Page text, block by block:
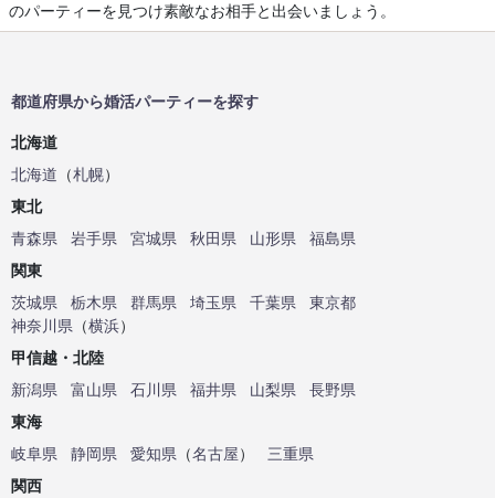
のパーティーを見つけ素敵なお相手と出会いましょう。
都道府県から婚活パーティーを探す
北海道
北海道 （札幌）
東北
青森県
岩手県 宮城県 秋田県 山形県
福島県
関東
茨城県
栃木県 群馬県 埼玉県 千葉県
東京都
神奈川県 （横浜）
甲信越・北陸
新潟県
富山県 石川県 福井県 山梨県
長野県
東海
岐阜県
静岡県 愛知県 （名古屋）
三重県
関西